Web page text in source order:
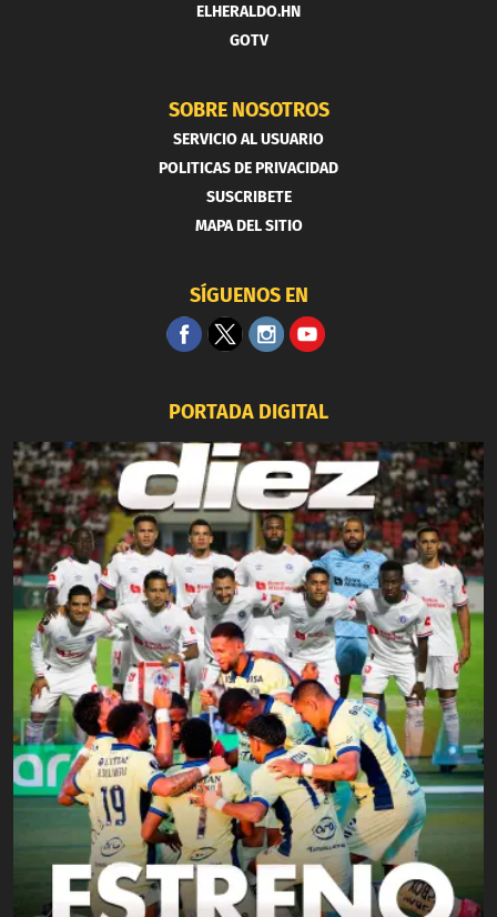
ELHERALDO.HN
GOTV
SOBRE NOSOTROS
SERVICIO AL USUARIO
POLITICAS DE PRIVACIDAD
SUSCRIBETE
MAPA DEL SITIO
SÍGUENOS EN
PORTADA DIGITAL